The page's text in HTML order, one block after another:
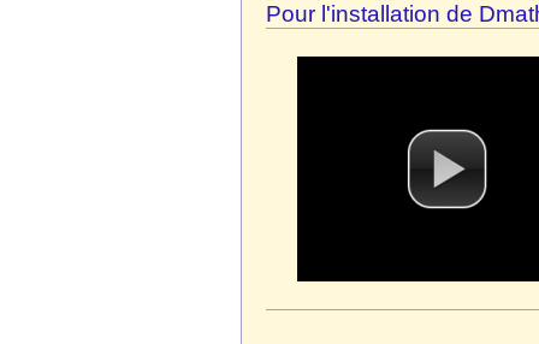
Pour l'installation de